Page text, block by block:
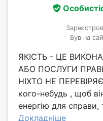
Був на
ЯКІСТЬ - ЦЕ
АБО ПОСЛУГИ
НІХТО НЕ
кого-небудь , щоб
енергію для
Докладніше